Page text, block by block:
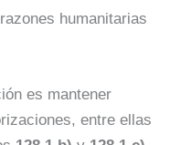
humanitarias
es mantener
entre ellas